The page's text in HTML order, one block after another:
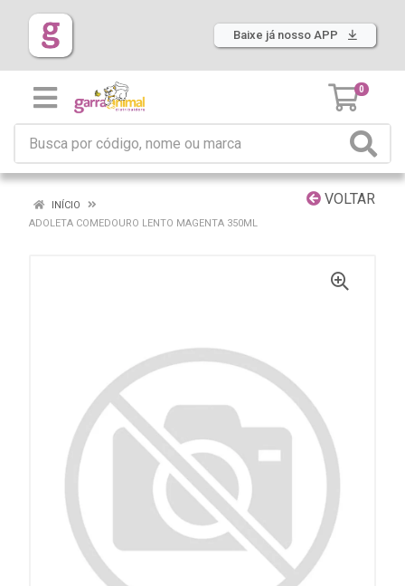
Baixe já nosso APP
0
VOLTAR
INÍCIO
ADOLETA COMEDOURO LENTO MAGENTA 350ML